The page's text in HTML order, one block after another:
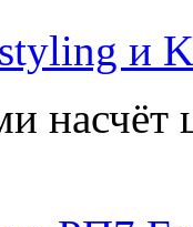
и
насчёт